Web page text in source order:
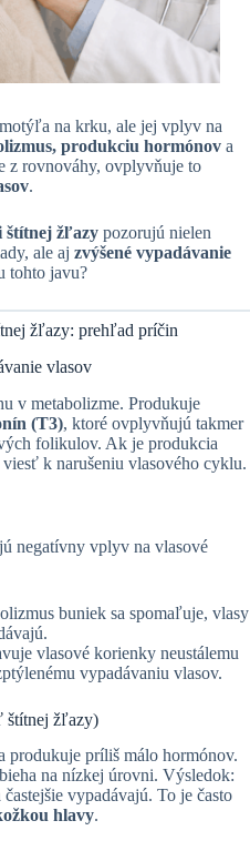
na krku, ale jej vplyv na
produkciu hormónov a
z rovnováhy, ovplyvňuje to
.
štítnej žľazy pozorujú nielen
ale aj zvýšené vypadávanie
tohto javu?
žľazy: prehľad príčin
vlasov
v metabolizme. Produkuje
(T3), ktoré ovplyvňujú takmer
folikulov. Ak je produkcia
k narušeniu vlasového cyklu.
negatívny vplyv na vlasové
buniek sa spomaľuje, vlasy
vlasové korienky neustálemu
vypadávaniu vlasov.
štítnej žľazy)
produkuje príliš málo hormónov.
na nízkej úrovni. Výsledok:
vypadávajú. To je často
hlavy.